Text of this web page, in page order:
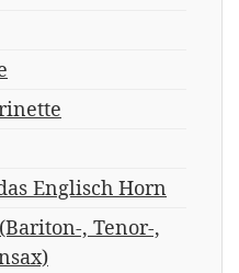
Englisch Horn
, Tenor-,